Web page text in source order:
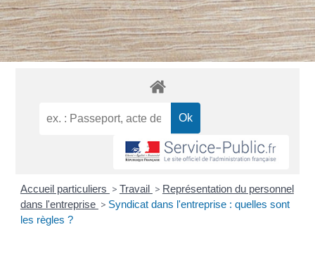
Accueil particuliers > Travail > Représentation du personnel
dans l'entreprise > Syndicat dans l'entreprise : quelles sont
les règles ?